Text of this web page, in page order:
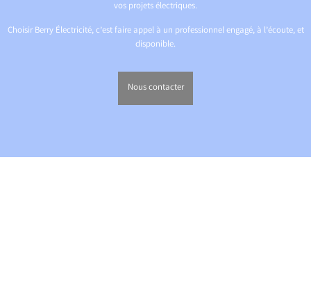
vos projets électriques.
Choisir Berry Électricité, c’est faire appel à un professionnel engagé, à l’écoute, et
disponible.
Nous contacter